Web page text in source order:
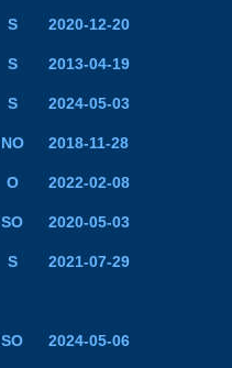
S 2020-12-20
S 2013-04-19
S 2024-05-03
NO 2018-11-28
O 2022-02-08
SO 2020-05-03
S 2021-07-29
SO 2024-05-06